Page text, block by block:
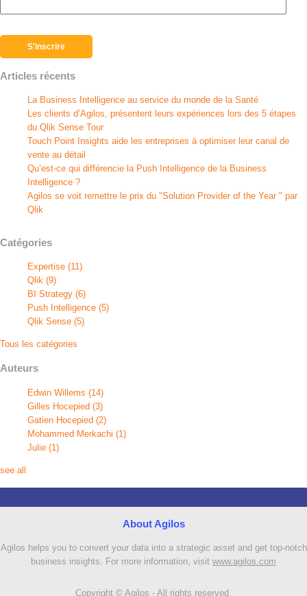
Articles récents
La Business Intelligence au service du monde de la Santé
Les clients d’Agilos, présentent leurs expériences lors des 5 étapes
du Qlik Sense Tour
Touch Point Insights aide les entreprises à optimiser leur canal de
vente au détail
Qu’est-ce qui différencie la Push Intelligence de la Business
Intelligence ?
Agilos se voit remettre le prix du "Solution Provider of the Year " par
Qlik
Catégories
Expertise (11)
Qlik (9)
BI Strategy (6)
Push Intelligence (5)
Qlik Sense (5)
Tous les catégories
Auteurs
Edwin Willems (14)
Gilles Hocepied (3)
Gatien Hocepied (2)
Mohammed Merkachi (1)
Julie (1)
see all
About Agilos
Agilos helps you to convert your data into a strategic asset and get top-notch
business insights. For more information, visit www.agilos.com
Copyright © Agilos - All rights reserved